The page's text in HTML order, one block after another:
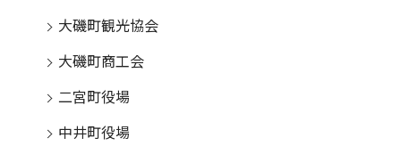
大磯町観光協会
大磯町商工会
二宮町役場
中井町役場